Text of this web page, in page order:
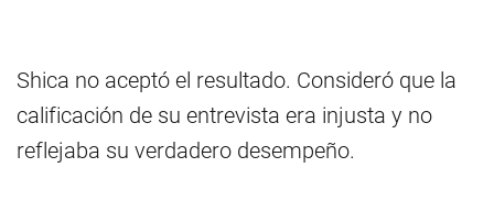
Shica no aceptó el resultado. Consideró que la
calificación de su entrevista era injusta y no
reflejaba su verdadero desempeño.